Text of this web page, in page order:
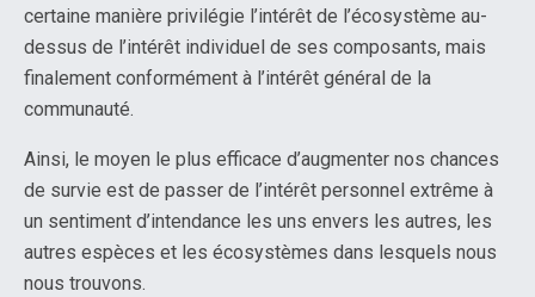
certaine manière privilégie l’intérêt de l’écosystème au-
dessus de l’intérêt individuel de ses composants, mais
finalement conformément à l’intérêt général de la
communauté.
Ainsi, le moyen le plus efficace d’augmenter nos chances
de survie est de passer de l’intérêt personnel extrême à
un sentiment d’intendance les uns envers les autres, les
autres espèces et les écosystèmes dans lesquels nous
nous trouvons.